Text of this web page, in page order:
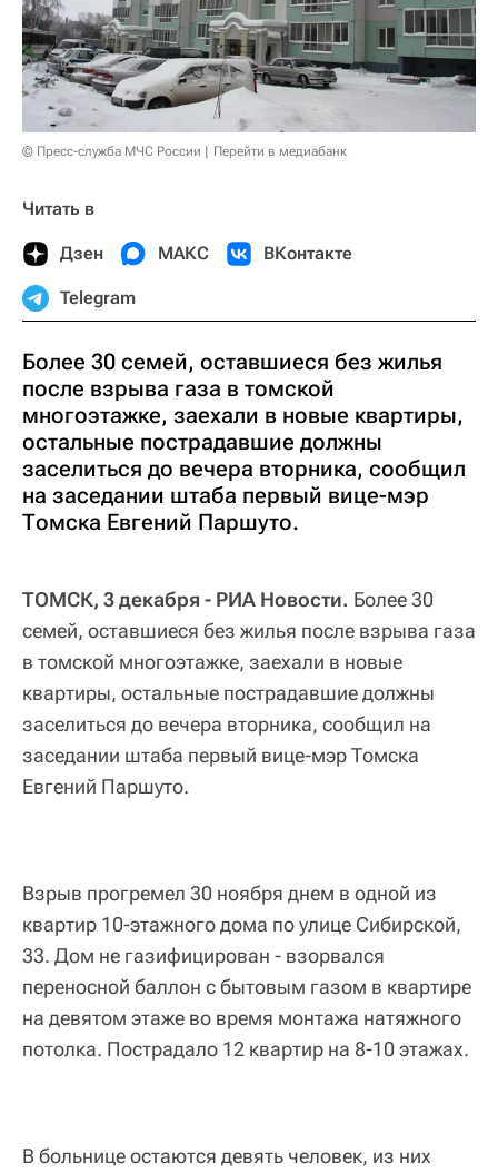
© Пресс-служба МЧС России Перейти в медиабанк
Читать в
Дзен МАКС ВКонтакте
Telegram
Более 30 семей, оставшиеся без жилья
после взрыва газа в томской
многоэтажке, заехали в новые квартиры,
остальные пострадавшие должны
заселиться до вечера вторника, сообщил
на заседании штаба первый вице-мэр
Томска Евгений Паршуто.
ТОМСК, 3 декабря - РИА Новости. Более 30
семей, оставшиеся без жилья после взрыва газа
в томской многоэтажке, заехали в новые
квартиры, остальные пострадавшие должны
заселиться до вечера вторника, сообщил на
заседании штаба первый вице-мэр Томска
Евгений Паршуто.
Взрыв прогремел 30 ноября днем в одной из
квартир 10-этажного дома по улице Сибирской,
33. Дом не газифицирован - взорвался
переносной баллон с бытовым газом в квартире
на девятом этаже во время монтажа натяжного
потолка. Пострадало 12 квартир на 8-10 этажах.
В больнице остаются девять человек, из них